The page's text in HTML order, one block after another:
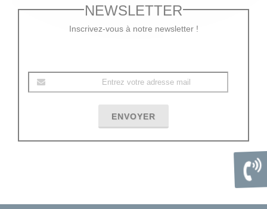
NEWSLETTER
Inscrivez-vous à notre newsletter !
ENVOYER